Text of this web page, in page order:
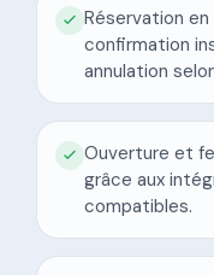
Réservation
confirmation
annulation
Ouverture et
grâce aux
compatibles.